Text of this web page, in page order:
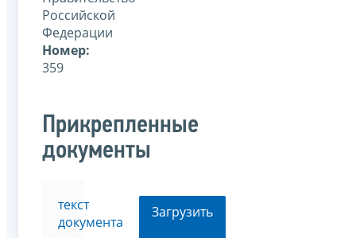
Российской
Федерации
Номер:
359
Прикрепленные
документы
текст
документа
Загрузить